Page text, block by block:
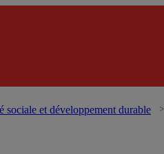
sociale et développement durable